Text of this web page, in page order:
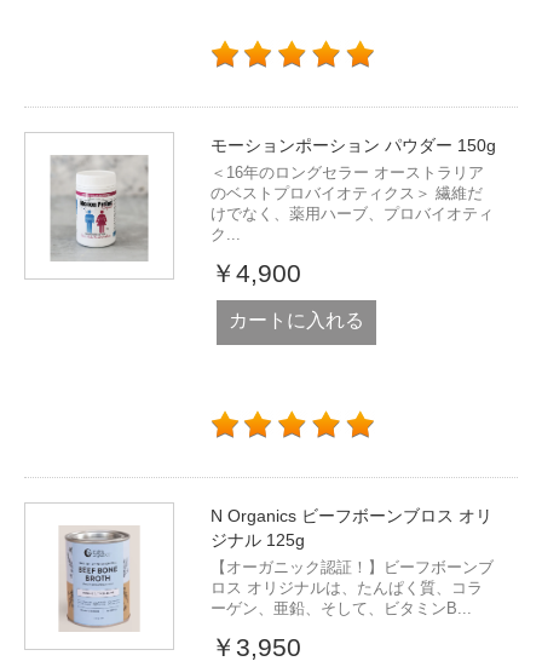
モーションポーション パウダー 150g
＜16年のロングセラー オーストラリア
のベストプロバイオティクス＞ 繊維だ
けでなく、薬用ハーブ、プロバイオティ
ク...
￥4,900
カートに入れる
N Organics ビーフボーンブロス オリ
ジナル 125g
【オーガニック認証！】ビーフボーンブ
ロス オリジナルは、たんぱく質、コラ
ーゲン、亜鉛、そして、ビタミンB...
￥3,950